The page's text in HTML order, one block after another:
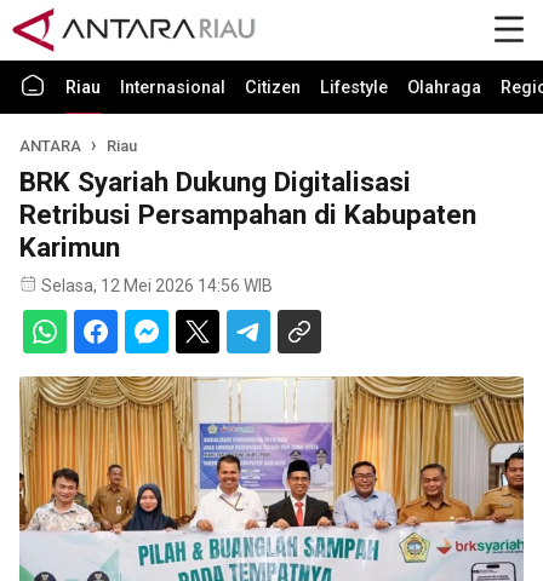
Riau Internasional Citizen Lifestyle Olahraga
ANTARA Riau
BRK Syariah Dukung Digitalisasi
Retribusi Persampahan di Kabupaten
Karimun
Selasa, 12 Mei 2026 14:56 WIB